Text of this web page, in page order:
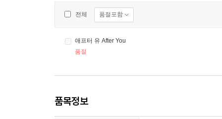
전체 품절포함
애프터 유 After You
품절
품목정보